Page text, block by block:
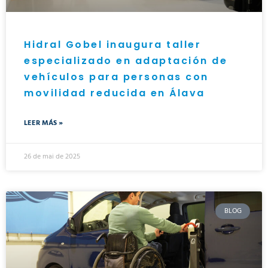
Hidral Gobel inaugura taller
especializado en adaptación de
vehículos para personas con
movilidad reducida en Álava
LEER MÁS »
26 de mai de 2025
BLOG